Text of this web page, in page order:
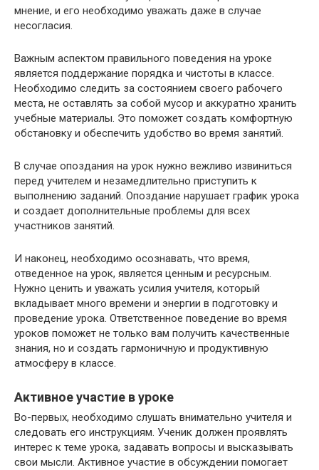
мнение, и его необходимо уважать даже в случае
несогласия.
Важным аспектом правильного поведения на уроке
является поддержание порядка и чистоты в классе.
Необходимо следить за состоянием своего рабочего
места, не оставлять за собой мусор и аккуратно хранить
учебные материалы. Это поможет создать комфортную
обстановку и обеспечить удобство во время занятий.
В случае опоздания на урок нужно вежливо извиниться
перед учителем и незамедлительно приступить к
выполнению заданий. Опоздание нарушает график урока
и создает дополнительные проблемы для всех
участников занятий.
И наконец, необходимо осознавать, что время,
отведенное на урок, является ценным и ресурсным.
Нужно ценить и уважать усилия учителя, который
вкладывает много времени и энергии в подготовку и
проведение урока. Ответственное поведение во время
уроков поможет не только вам получить качественные
знания, но и создать гармоничную и продуктивную
атмосферу в классе.
Активное участие в уроке
Во-первых, необходимо слушать внимательно учителя и
следовать его инструкциям. Ученик должен проявлять
интерес к теме урока, задавать вопросы и высказывать
свои мысли. Активное участие в обсуждении помогает